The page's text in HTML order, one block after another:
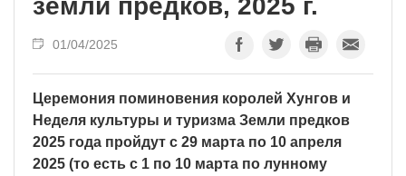
01/04/2025
Церемония поминовения королей Хунгов и
Неделя культуры и туризма Земли предков
2025 года пройдут с 29 марта по 10 апреля
2025 (то есть с 1 по 10 марта по лунному